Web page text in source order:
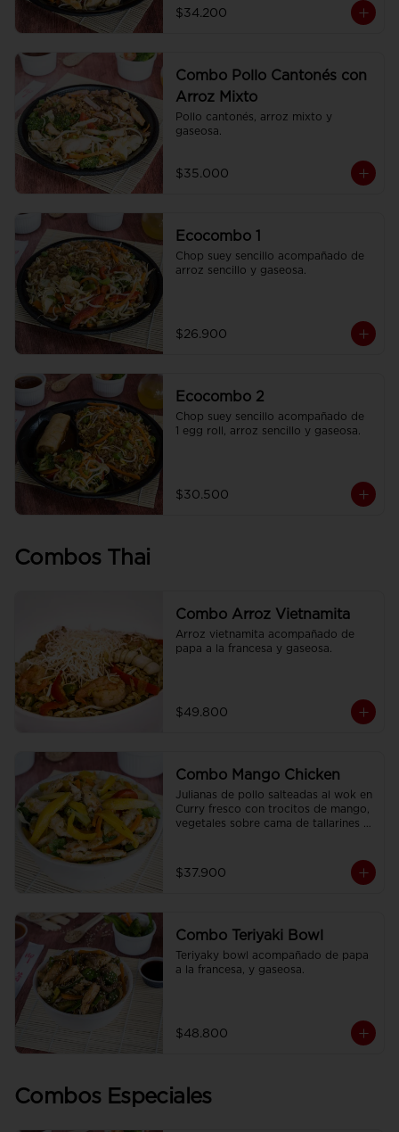
$34.200
Combo Pollo Cantonés con
Arroz Mixto
Pollo cantonés, arroz mixto y
gaseosa.
$35.000
Ecocombo 1
Chop suey sencillo acompañado de
arroz sencillo y gaseosa.
$26.900
Ecocombo 2
Chop suey sencillo acompañado de
1 egg roll, arroz sencillo y gaseosa.
$30.500
Combos Thai
Combo Arroz Vietnamita
Arroz vietnamita acompañado de
papa a la francesa y gaseosa.
$49.800
Combo Mango Chicken
Julianas de pollo salteadas al wok en
Curry fresco con trocitos de mango,
vegetales sobre cama de tallarines
$37.900
Combo Teriyaki Bowl
Teriyaky bowl acompañado de papa
a la francesa, y gaseosa.
$48.800
Combos Especiales